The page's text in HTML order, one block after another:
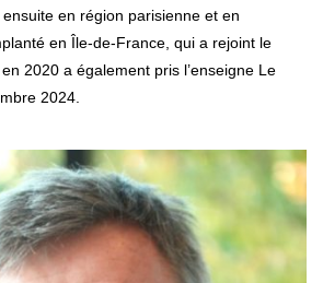
ensuite en région parisienne et en
en Île-de-France, qui a rejoint le
2020 a également pris l’enseigne Le
2024.